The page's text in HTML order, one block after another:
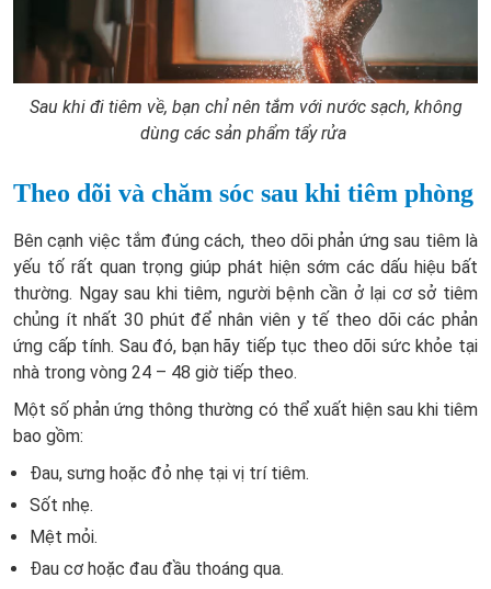
Sau khi đi tiêm về, bạn chỉ nên tắm với nước sạch, không
dùng các sản phẩm tẩy rửa
Theo dõi và chăm sóc sau khi tiêm phòng
Bên cạnh việc tắm đúng cách, theo dõi phản ứng sau tiêm là
yếu tố rất quan trọng giúp phát hiện sớm các dấu hiệu bất
thường. Ngay sau khi tiêm, người bệnh cần ở lại cơ sở tiêm
chủng ít nhất 30 phút để nhân viên y tế theo dõi các phản
ứng cấp tính. Sau đó, bạn hãy tiếp tục theo dõi sức khỏe tại
nhà trong vòng 24 – 48 giờ tiếp theo.
Một số phản ứng thông thường có thể xuất hiện sau khi tiêm
bao gồm:
Đau, sưng hoặc đỏ nhẹ tại vị trí tiêm.
Sốt nhẹ.
Mệt mỏi.
Đau cơ hoặc đau đầu thoáng qua.